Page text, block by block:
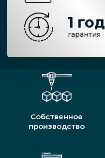
1 год
гарантия
Собственное
производство